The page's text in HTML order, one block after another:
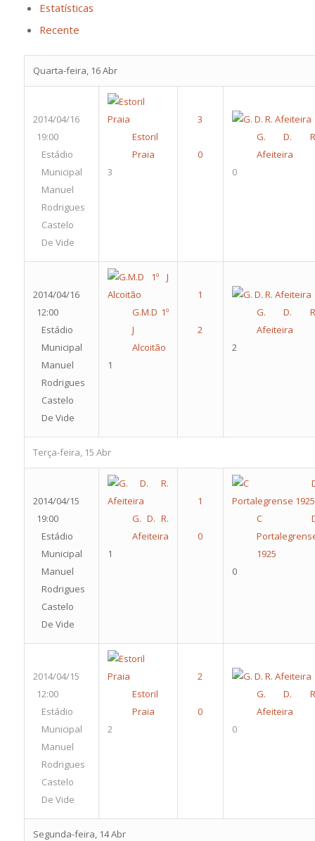
Estatísticas
Recente
Quarta-feira, 16 Abr
2014/04/16
19:00
Estádio
Municipal
Manuel
Rodrigues
Castelo
De Vide
Estoril
Praia
3
G. D.
Afeiteira
0
2014/04/16
12:00
Estádio
Municipal
Manuel
Rodrigues
Castelo
De Vide
G.M.D 1º
J
Alcoitão
1
G. D.
Afeiteira
2
Terça-feira, 15 Abr
2014/04/15
19:00
Estádio
Municipal
Manuel
Rodrigues
Castelo
De Vide
G. D. R.
Afeiteira
1
C
1925
0
2014/04/15
12:00
Estádio
Municipal
Manuel
Rodrigues
Castelo
De Vide
Estoril
Praia
2
G. D.
Afeiteira
0
Segunda-feira, 14 Abr